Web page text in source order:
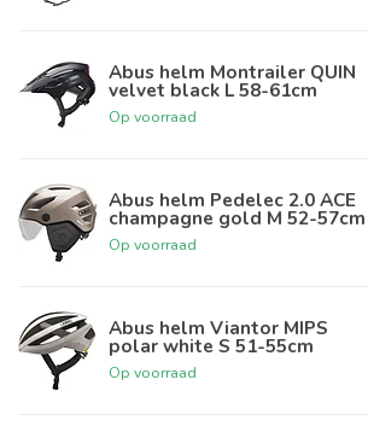
Abus helm Montrailer QUIN
velvet black L 58-61cm
Op voorraad
Abus helm Pedelec 2.0 ACE
champagne gold M 52-57cm
Op voorraad
Abus helm Viantor MIPS
polar white S 51-55cm
Op voorraad